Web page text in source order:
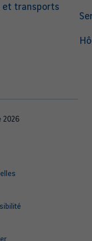
et transports
2026